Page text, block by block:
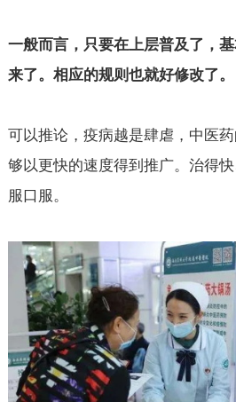
一般而言，只要在上层普及了，
来了。相应的规则也就好修改了。
可以推论，疫病越是肆虐，中医
够以更快的速度得到推广。治得
服口服。